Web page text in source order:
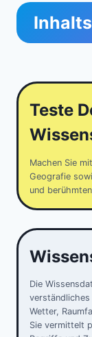
Teste
Machen Sie
Geografie
und
Die
Wetter,
Sie vermittelt